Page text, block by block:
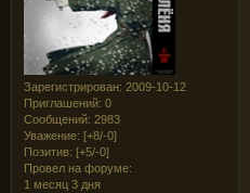
Зарегистрирован: 2009-10-12
Приглашений: 0
Сообщений: 2983
Уважение: [+8/-0]
Позитив: [+5/-0]
Провел на форуме:
1 месяц 3 дня